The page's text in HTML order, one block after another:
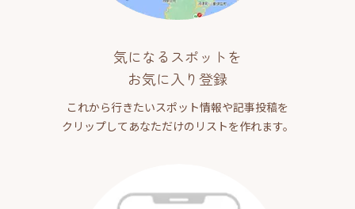
気になるスポットを
お気に入り登録
これから行きたいスポット情報や記事投稿を
クリップしてあなただけのリストを作れます。